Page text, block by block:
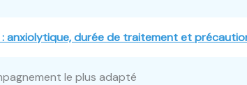
: anxiolytique, durée de traitement et
le plus adapté